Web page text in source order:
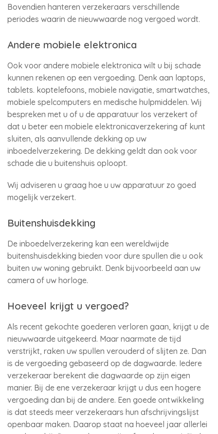
Bovendien hanteren verzekeraars verschillende
periodes waarin de nieuwwaarde nog vergoed wordt.
Andere mobiele elektronica
Ook voor andere mobiele elektronica wilt u bij schade
kunnen rekenen op een vergoeding. Denk aan laptops,
tablets. koptelefoons, mobiele navigatie, smartwatches,
mobiele spelcomputers en medische hulpmiddelen. Wij
bespreken met u of u de apparatuur los verzekert of
dat u beter een mobiele elektronicaverzekering af kunt
sluiten, als aanvullende dekking op uw
inboedelverzekering. De dekking geldt dan ook voor
schade die u buitenshuis oploopt.
Wij adviseren u graag hoe u uw apparatuur zo goed
mogelijk verzekert.
Buitenshuisdekking
De inboedelverzekering kan een wereldwijde
buitenshuisdekking bieden voor dure spullen die u ook
buiten uw woning gebruikt. Denk bijvoorbeeld aan uw
camera of uw horloge.
Hoeveel krijgt u vergoed?
Als recent gekochte goederen verloren gaan, krijgt u de
nieuwwaarde uitgekeerd. Maar naarmate de tijd
verstrijkt, raken uw spullen verouderd of slijten ze. Dan
is de vergoeding gebaseerd op de dagwaarde. Iedere
verzekeraar berekent die dagwaarde op zijn eigen
manier. Bij de ene verzekeraar krijgt u dus een hogere
vergoeding dan bij de andere. Een goede ontwikkeling
is dat steeds meer verzekeraars hun afschrijvingslijst
openbaar maken. Daarop staat na hoeveel jaar allerlei